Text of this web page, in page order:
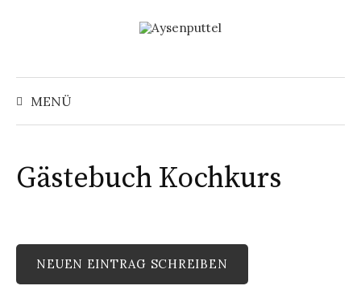
MENÜ
Suchen
Gästebuch Kochkurs